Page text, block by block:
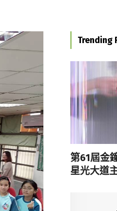
Trending
第61屆金
星光大道